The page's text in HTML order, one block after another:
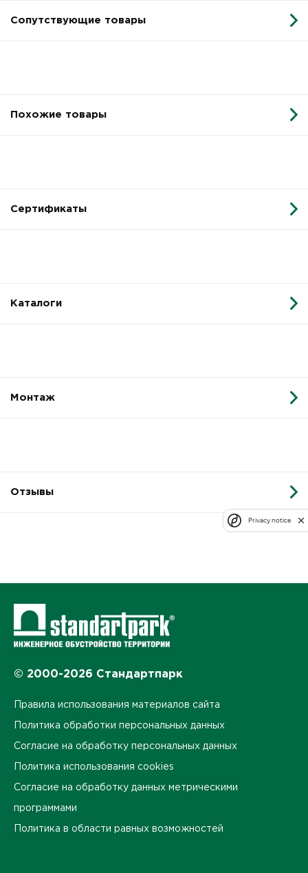
Сопутствующие товары
Похожие товары
Сертификаты
Каталоги
Монтаж
Отзывы
© 2000-2026 Стандартпарк
Правила использования материалов сайта
Политика обработки персональных данных
Согласие на обработку персональных данных
Политика использования cookies
Согласие на обработку данных метрическими
программами
Политика в области равных возможностей
Privacy notice